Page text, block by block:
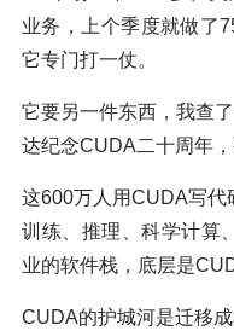
业务，上个季度就做了
它专门打一仗。
它要另一件东西，我查
达纪念CUDA二十周年
这600万人用CUDA写代
训练、推理、科学计算
业的软件栈，底层是
CUDA的护城河是迁移成